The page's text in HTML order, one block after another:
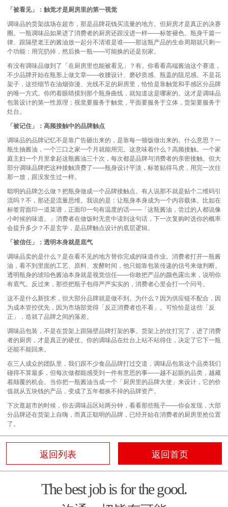
「被看见」：触觉才是厨房里的第一视觉
调味品的货架战场在超市，那是品牌花钱买流量的地方。但厨房才是真正的决赛
圈。一瓶调味品如果进了消费者的厨房还跟没进一样——标签褪色、瓶身千篇一
律、跟隔壁老王的酱油放一起分不清谁是谁——那这瓶产品的生命周期就只剩一
个功能：用完扔掉，然后换一瓶——可能换的还是别家。
有没有调味品做到了「在厨房里也能被看见」？有。你看看高端酱油这个赛道，
不少品牌开始在瓶形上做文章——收腰设计、磨砂质感、瓶盖的阻尼感。不是花
架子，这些细节在油烟弥漫、光线不足的厨房里，恰恰是靠触觉和手感区分品牌
的唯一方式。你闭着眼睛摸到那个瓶身曲线，就知道这是哪家的。这才是调味品
包装设计的第一性原理：视觉要服务于触觉，平面要服务于立体，货架要服务于
灶台。
「被记住」：高频接触中的品牌触点
调味品的品牌记忆不是靠广告砸出来的，是靠每一顿饭做出来的。什么意思？一
瓶生抽酱油，一个三口之家一个月就能用完。这意味着什么？高频接触。一个家
庭主妇一个月里拿起这瓶酱油三十次，每次都是品牌与消费者的亲密接触。但大
部分调味品牌把这种接触浪费了——瓶身设计平淡，标签贴得马虎，用完一次往
那一放，跟没发生过一样。
聪明的品牌怎么做？把瓶身做成一个品牌接触点。有人说那不就是贴个二维码引
流吗？不，那还是流量思维。我说的是：让瓶身本身成为一个内容载体。比如在
标签背面印一道菜谱，正面印一句有温度的话——「这瓶酱油，尝过的人都说像
小时候的味道。」消费者在做饭时无意中读到这句话，下一次复购时选你的概率
会提升多少？不是玄学，是品牌触点设计的底层逻辑。
「被信任」：透明本身就是底气
调味品卖的是什么？是在看不见的地方替你完成的味道作业。消费者打开一瓶酱
油，看不到里面的工艺、原料、发酵时间，他只能靠包装传递的信号来做判断。
透明瓶身的琥珀色酱油本身就是视觉信任——你敢把产品的颜色露出来，说明你
有底气。反过来，那些把瓶子包得严严实实的，消费者心里会打一个问号。
这不是什么新技术，但大部分品牌就是做不到。为什么？因为供应链不配合，因
为成本管控优先，因为市场部觉得「反正消费者也不看」。可恰恰是这些「反
正」，造就了品牌之间的落差。
调味品包装，不是在货架上跟隔壁品牌打架的事。货架上的仗打完了，进了消费
者的厨房，才是真正的硬仗。你的调味品在灶台上站不站得住，决定了它下一瓶
还能不能回来。
在三人成众的团队里，我们跟不少食品品牌打过交道，调味品包装这个品类我们
碰得不算最多，但每次做都能感受到一件有意思的事——越不起眼的品类，越藏
着颠覆的机会。当你把一瓶酱油当成一个「厨房里的品牌大使」来设计，它的价
值就从五块钱的产品，变成了五年都换不掉的品牌资产。
下次逛超市的时候，你去调味品区站两分钟，看看那些瓶子——你会发现，大部
分品牌还在货架上自嗨，而真正聪明的品牌，已经开始在消费者的厨房里抢位置
了。
返回列表 返回首页
The best job is for the good.